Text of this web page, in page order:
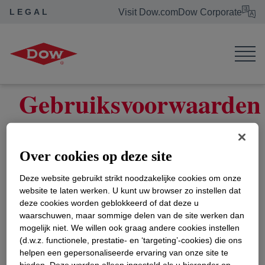
LEGAL Visit Dow.comDow Corporate
Gebruiksvoorwaarden
aanbevelingen op deze internetsite (hierna
voorgelegd en verondersteld worden correct te
zijn, geeft The Dow Chemical Company geen
verklaringen of garanties over de volledigheid of
juistheid van de Informatie.
Informatie wordt verstrekt op voorwaarde dat de
Over cookies op deze site
Deze website gebruikt strikt noodzakelijke cookies om onze
website te laten werken. U kunt uw browser zo instellen dat
deze cookies worden geblokkeerd of dat deze u
waarschuwen, maar sommige delen van de site werken dan
mogelijk niet. We willen ook graag andere cookies instellen
(d.w.z. functionele, prestatie- en ‘targeting’-cookies) die ons
helpen een gepersonaliseerde ervaring van onze site te